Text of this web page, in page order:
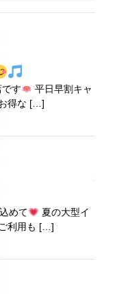
す
平日早割キャ
得な […]
めて
夏の大型イ
利用も […]